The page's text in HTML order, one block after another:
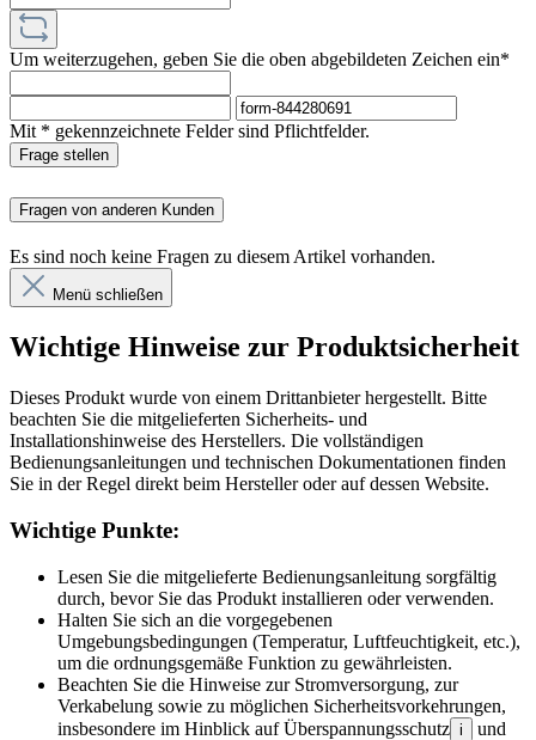
Um weiterzugehen, geben Sie die oben abgebildeten Zeichen ein*
Mit * gekennzeichnete Felder sind Pflichtfelder.
Frage stellen
Fragen von anderen Kunden
Es sind noch keine Fragen zu diesem Artikel vorhanden.
Menü schließen
Wichtige Hinweise zur Produktsicherheit
Dieses Produkt wurde von einem Drittanbieter hergestellt. Bitte
beachten Sie die mitgelieferten Sicherheits- und
Installationshinweise des Herstellers. Die vollständigen
Bedienungsanleitungen und technischen Dokumentationen finden
Sie in der Regel direkt beim Hersteller oder auf dessen Website.
Wichtige Punkte:
Lesen Sie die mitgelieferte Bedienungsanleitung sorgfältig
durch, bevor Sie das Produkt installieren oder verwenden.
Halten Sie sich an die vorgegebenen
Umgebungsbedingungen (Temperatur, Luftfeuchtigkeit, etc.),
um die ordnungsgemäße Funktion zu gewährleisten.
Beachten Sie die Hinweise zur Stromversorgung, zur
Verkabelung sowie zu möglichen Sicherheitsvorkehrungen,
insbesondere im Hinblick auf Überspannungsschutz i
und